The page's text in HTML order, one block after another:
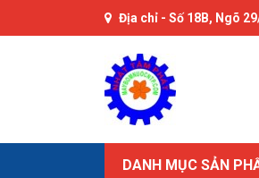
Địa chỉ - Số 18B, Ngõ
DANH MỤC SẢN